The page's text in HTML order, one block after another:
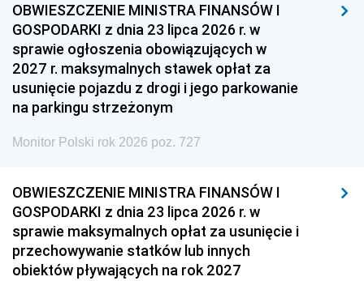
OBWIESZCZENIE MINISTRA FINANSÓW I
GOSPODARKI z dnia 23 lipca 2026 r. w
sprawie ogłoszenia obowiązujących w
2027 r. maksymalnych stawek opłat za
usunięcie pojazdu z drogi i jego parkowanie
na parkingu strzeżonym
Monitor Polski rok 2026 poz. 727
OBWIESZCZENIE MINISTRA FINANSÓW I
GOSPODARKI z dnia 23 lipca 2026 r. w
sprawie maksymalnych opłat za usunięcie i
przechowywanie statków lub innych
obiektów pływających na rok 2027